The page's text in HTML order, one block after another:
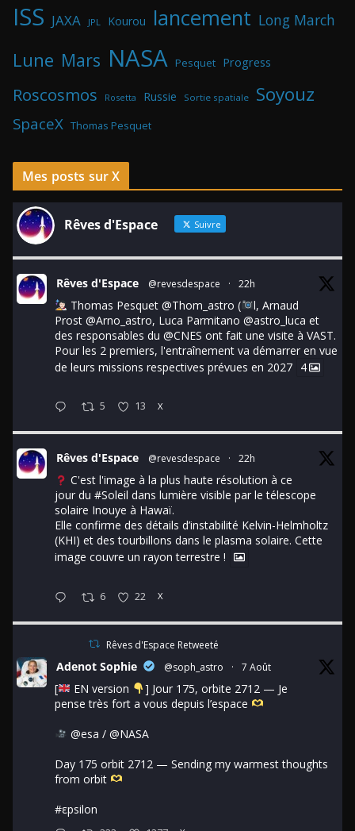
ISS JAXA JPL Kourou lancement Long March
Lune Mars NASA Pesquet Progress
Roscosmos Rosetta Russie Sortie spatiale Soyouz
SpaceX Thomas Pesquet
Mes posts sur X
Rêves d'Espace Suivre
Rêves d'Espace @revesdespace · 22h
Thomas Pesquet @Thom_astro (
l, Arnaud
Prost @Arno_astro, Luca Parmitano @astro_luca et
des responsables du @CNES ont fait une visite à VAST.
Pour les 2 premiers, l'entraînement va démarrer en vue
de leurs missions respectives prévues en 2027 4
5 13 X
Rêves d'Espace @revesdespace · 22h
C'est l'image à la plus haute résolution à ce
jour du #Soleil dans lumière visible par le télescope
solaire Inouye à Hawaï.
Elle confirme des détails d’instabilité Kelvin-Helmholtz
(KHI) et des tourbillons dans le plasma solaire. Cette
image couvre un rayon terrestre !
6 22 X
Rêves d'Espace Retweeté
Adenot Sophie @soph_astro · 7 Août
[ EN version
] Jour 175, orbite 2712 — Je
pense très fort a vous depuis l’espace
@esa / @NASA
Day 175 orbit 2712 — Sending my warmest thoughts
from orbit
#εpsilon